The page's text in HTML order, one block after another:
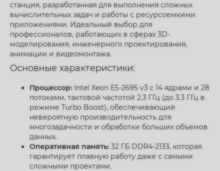
станция, разработанная для выполнения сложных
вычислительных задач и работы с ресурсоемкими
приложениями. Идеальный выбор для
профессионалов, работающих в сферах 3D-
моделирования, инженерного проектирования,
анимации и видеомонтажа.
Основные характеристики:
Процессор: Intel Xeon E5-2695 v3 с 14 ядрами и 28
потоками, тактовой частотой 2.3 ГГц (до 3.3 ГГц в
режиме Turbo Boost), обеспечивающий
невероятную производительность для
многозадачности и обработки больших объемов
данных.
Оперативная память: 32 ГБ DDR4-2133, которая
гарантирует плавную работу даже с самыми
сложными проектами.